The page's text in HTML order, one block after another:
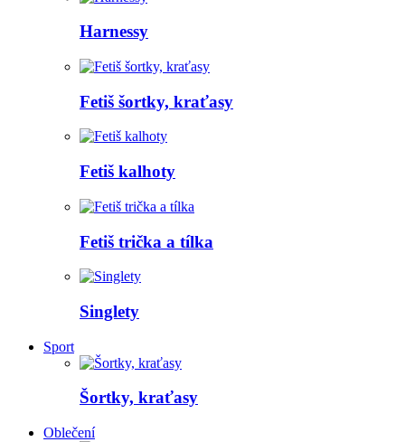
Harnessy
Fetiš šortky, kraťasy
Fetiš kalhoty
Fetiš trička a tílka
Singlety
Sport
Šortky, kraťasy
Oblečení